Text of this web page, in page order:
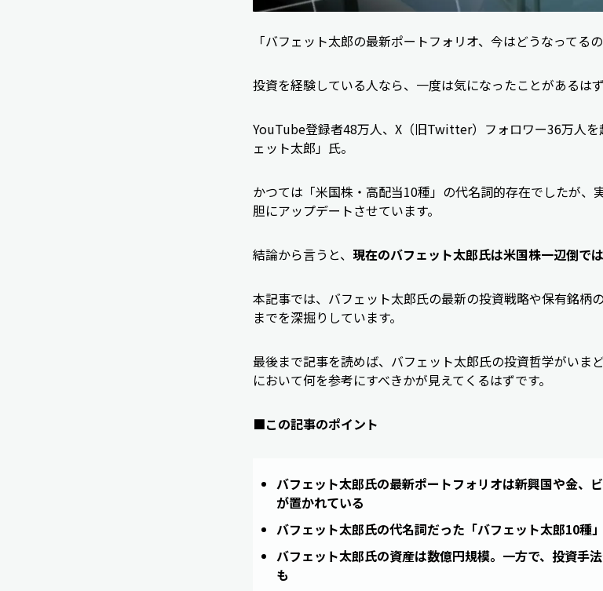
「バフェット太郎の最新ポートフォリオ、今はどうなってるの
投資を経験している人なら、一度は気になったことがあるはず
YouTube登録者48万人、X（旧Twitter）フォロワー36万人
ェット太郎」氏。
かつては「米国株・高配当10種」の代名詞的存在でしたが、
胆にアップデートさせています。
結論から言うと、 現在のバフェット太郎氏は米国株一辺倒で
本記事では、バフェット太郎氏の最新の投資戦略や保有銘柄
までを深掘りしています。
最後まで記事を読めば、バフェット太郎氏の投資哲学がいま
において何を参考にすべきかが見えてくるはずです。
■この記事のポイント
バフェット太郎氏の最新ポートフォリオは新興国や金、
が置かれている
バフェット太郎氏の代名詞だった「バフェット太郎10種
バフェット太郎氏の資産は数億円規模。一方で、投資手
も